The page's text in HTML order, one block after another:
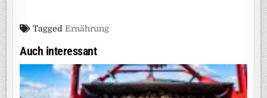
TaggedErnährung
Auch interessant